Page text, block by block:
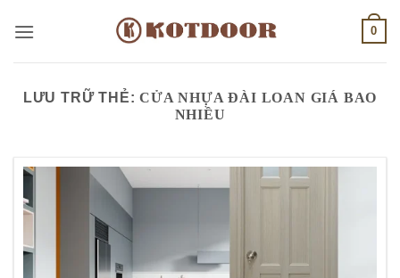
qua
0
LƯU TRỮ THẺ:CỬA NHỰA ĐÀI LOAN GIÁ BAO
NHIỀU